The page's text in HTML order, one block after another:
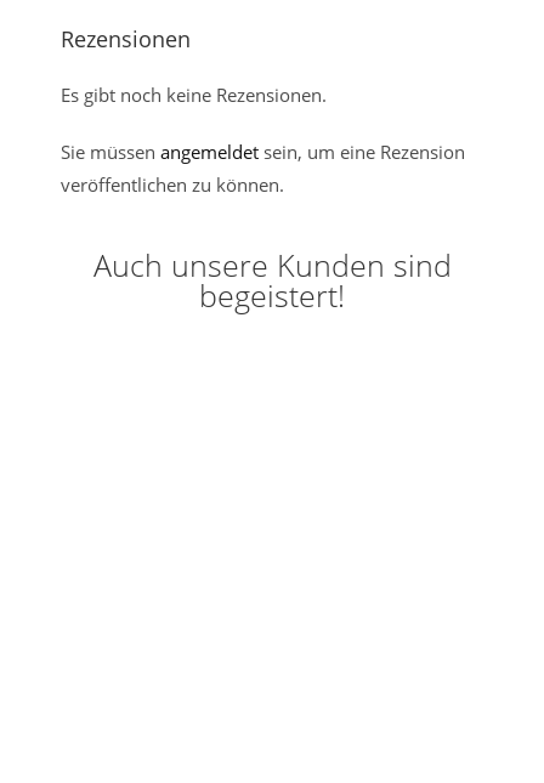
Rezensionen
Es gibt noch keine Rezensionen.
Sie müssen angemeldet sein, um eine Rezension
veröffentlichen zu können.
Auch unsere Kunden sind
begeistert!